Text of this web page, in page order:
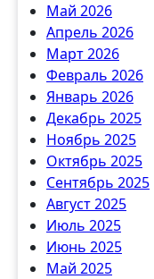
Май 2026
Апрель 2026
Март 2026
Февраль 2026
Январь 2026
Декабрь 2025
Ноябрь 2025
Октябрь 2025
Сентябрь 2025
Август 2025
Июль 2025
Июнь 2025
Май 2025